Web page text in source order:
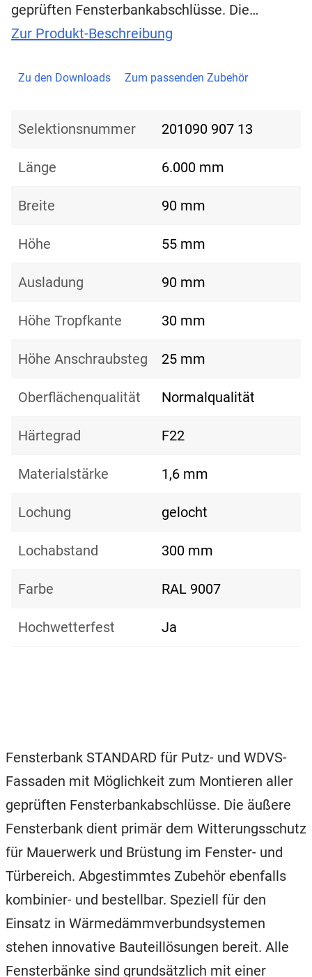
geprüften Fensterbankabschlüsse. Die…
Zur Produkt-Beschreibung
Zu den Downloads Zum passenden Zubehör
Selektionsnummer 201090 907 13
Länge 6.000 mm
Breite 90 mm
Höhe 55 mm
Ausladung 90 mm
Höhe Tropfkante 30 mm
Höhe Anschraubsteg 25 mm
Oberflächenqualität Normalqualität
Härtegrad F22
Materialstärke 1,6 mm
Lochung gelocht
Lochabstand 300 mm
Farbe RAL 9007
Hochwetterfest Ja
Fensterbank STANDARD für Putz- und WDVS-
Fassaden mit Möglichkeit zum Montieren aller
geprüften Fensterbankabschlüsse. Die äußere
Fensterbank dient primär dem Witterungsschutz
für Mauerwerk und Brüstung im Fenster- und
Türbereich. Abgestimmtes Zubehör ebenfalls
kombinier- und bestellbar. Speziell für den
Einsatz in Wärmedämmverbundsystemen
stehen innovative Bauteillösungen bereit. Alle
Fensterbänke sind grundsätzlich mit einer